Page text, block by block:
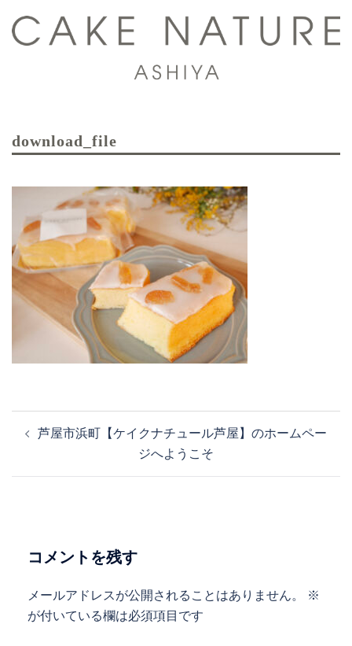
ュ
download_file
稿
シ
ン
芦屋市浜町【ケイクナチュール芦屋】のホームペー
ジへようこそ
コメントを残す
メールアドレスが公開されることはありません。
※
が付いている欄は必須項目です